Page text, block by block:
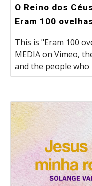
O Reino dos
Eram 100
This is "Eram 100
MEDIA on Vimeo,
and the people who